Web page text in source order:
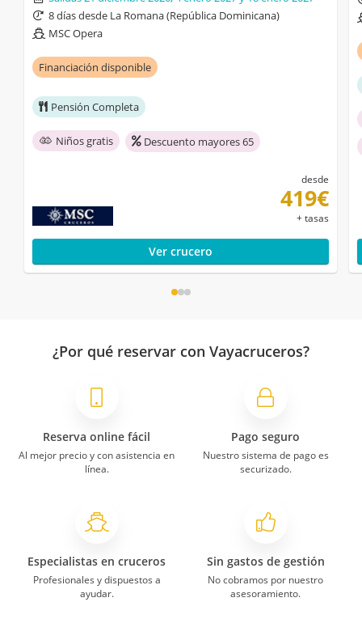
8 días desde La Romana (República Dominicana)
MSC Opera
Financiación disponible
Pensión Completa
Niños gratis Descuento mayores 65
desde
419€
+ tasas
Ver crucero
¿Por qué reservar con Vayacruceros?
Reserva online fácil
Al mejor precio y con asistencia en
línea.
Pago seguro
Nuestro sistema de pago es
securizado.
Especialistas en cruceros
Profesionales y dispuestos a
ayudar.
Sin gastos de gestión
No cobramos por nuestro
asesoramiento.